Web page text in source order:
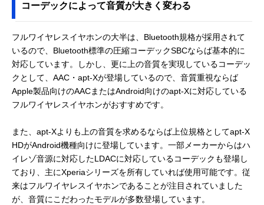
コーデックによって音質が大きく変わる
フルワイヤレスイヤホンの大半は、Bluetooth規格が採用されて
いるので、Bluetooth標準の圧縮コーデックSBCならば基本的に
対応しています。しかし、更に上の音質を実現しているコーデッ
クとして、AAC・apt-Xが登場しているので、音質重視ならば
Apple製品向けのAACまたはAndroid向けのapt-Xに対応している
フルワイヤレスイヤホンがおすすめです。
また、apt-Xよりも上の音質を求めるならば上位規格としてapt-X
HDがAndroid機種向けに登場しています。一部メーカーからはハ
イレゾ音源に対応したLDACに対応しているコーデックも登場し
ており、主にXperiaシリーズを所有していれば使用可能です。従
来はフルワイヤレスイヤホンであることが注目されていました
が、音質にこだわったモデルが多数登場しています。